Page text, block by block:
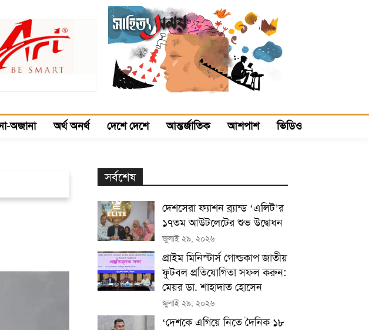
অজানা অর্থ অনর্থ দেশে দেশে আন্তর্জাতিক আশপাশ ভিডিও
সর্বশেষ
দেশসেরা ফ্যাশন ব্র্যান্ড ‘এলিট’র
১৭তম আউটলেটের শুভ উদ্বোধন
জুলাই ২৯, ২০২৬
প্রাইম মিনিস্টার্স গোল্ডকাপ জাতীয়
ফুটবল প্রতিযোগিতা সফল করুন:
মেয়র ডা. শাহাদাত হোসেন
জুলাই ২৯, ২০২৬
‘দেশকে এগিয়ে নিতে দৈনিক ১৮